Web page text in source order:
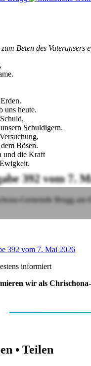
Beten des Vaterunsers
uns heute.
Schuldigern.
Bösen.
und die Kraft
392 vom 7.
Gemeinde Brugg am
392 vom 7. Mai 2026
informiert
wir als Chrischona-
• Teilen